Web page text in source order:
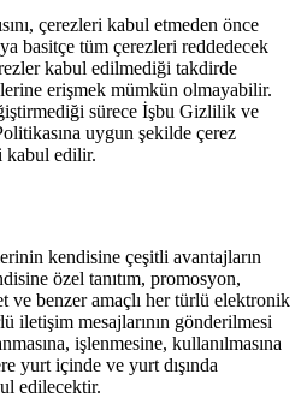
çerezleri kabul etmeden önce
basitçe tüm çerezleri reddedecek
kabul edilmediği takdirde
erişmek mümkün olmayabilir.
sürece İşbu Gizlilik ve
uygun şekilde çerez
kabul edilir.
kendisine çeşitli avantajların
özel tanıtım, promosyon,
ve benzer amaçlı her türlü elektronik
iletişim mesajlarının gönderilmesi
işlenmesine, kullanılmasına
yurt içinde ve yurt dışında
edilecektir.